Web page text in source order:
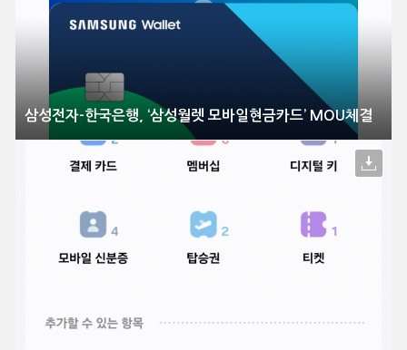
삼성전자-한국은행, ‘삼성월렛 모바일현금카드’ MOU체결